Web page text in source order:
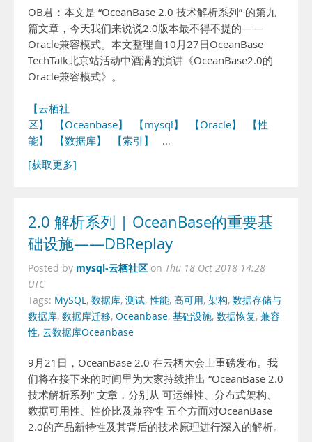
OB君：本文是 “OceanBase 2.0 技术解析系列” 的第九
篇文章，今天我们来说说2.0版本最不得不提的——
Oracle兼容模式。本文整理自10月27日OceanBase
TechTalk北京站活动中酒满的演讲《OceanBase2.0的
Oracle兼容模式》。
【云栖社
区】
【Oceanbase】 【mysql】 【Oracle】
【性
能】
【数据库】 【索引】
…
[获取更多]
2.0 解析系列 | OceanBase的重要基
础设施——DBReplay
Posted by mysql-云栖社区 on Thu 18 Oct 2018 14:28
UTC
Tags: MySQL, 数据库, 测试,性能, 高可用, 架构, 数据存储与
数据库, 数据库迁移, Oceanbase, 基础设施, 数据恢复, 兼容
性, 云数据库Oceanbase
9月21日，OceanBase 2.0 在云栖大会上重磅发布。我
们将在接下来的时间里为大家持续推出 “OceanBase 2.0
技术解析系列” 文章，分别从 可运维性、分布式架构、
数据可用性、性价比及兼容性 五个方面对OceanBase
2.0的产品新特性及其背后的技术原理进行深入的解析。